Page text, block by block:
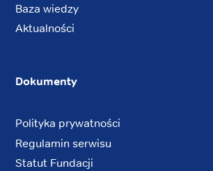
Baza wiedzy
Aktualności
Dokumenty
Polityka prywatności
Regulamin serwisu
Statut Fundacji